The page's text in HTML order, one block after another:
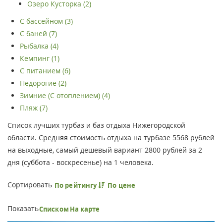
Озеро Кусторка (2)
С бассейном (3)
С баней (7)
Рыбалка (4)
Кемпинг (1)
С питанием (6)
Недорогие (2)
Зимние (С отоплением) (4)
Пляж (7)
Список лучших турбаз и баз отдыха Нижегородской
области. Средняя стоимость отдыха на турбазе 5568 рублей
на выходные, самый дешевый вариант 2800 рублей за 2
дня (суббота - воскресенье) на 1 человека.
Сортировать По рейтингу По цене
ПоказатьСписком На карте